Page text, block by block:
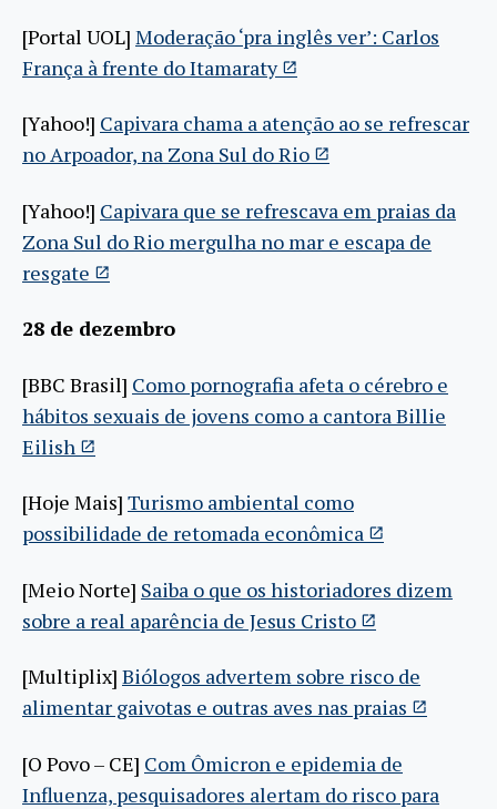
[Portal UOL] Moderação ‘pra inglês ver’: Carlos
França à frente do Itamaraty
[Yahoo!] Capivara chama a atenção ao se refrescar
no Arpoador, na Zona Sul do Rio
[Yahoo!] Capivara que se refrescava em praias da
Zona Sul do Rio mergulha no mar e escapa de
resgate
28 de dezembro
[BBC Brasil] Como pornografia afeta o cérebro e
hábitos sexuais de jovens como a cantora Billie
Eilish
[Hoje Mais] Turismo ambiental como
possibilidade de retomada econômica
[Meio Norte] Saiba o que os historiadores dizem
sobre a real aparência de Jesus Cristo
[Multiplix] Biólogos advertem sobre risco de
alimentar gaivotas e outras aves nas praias
[O Povo – CE] Com Ômicron e epidemia de
Influenza, pesquisadores alertam do risco para